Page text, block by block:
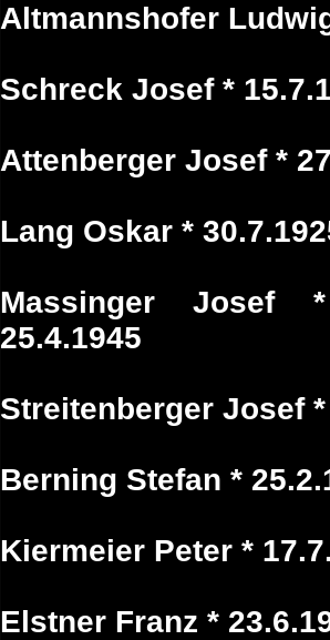
Altmannshofer
Schreck Josef *
Attenberger Josef *
Lang Oskar *
Massinger Josef
25.4.1945
Streitenberger Josef *
Berning Stefan *
Kiermeier Peter *
Elstner Franz *